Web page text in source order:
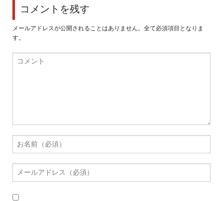
コメントを残す
メールアドレスが公開されることはありません。全て必須項目となりま
す。